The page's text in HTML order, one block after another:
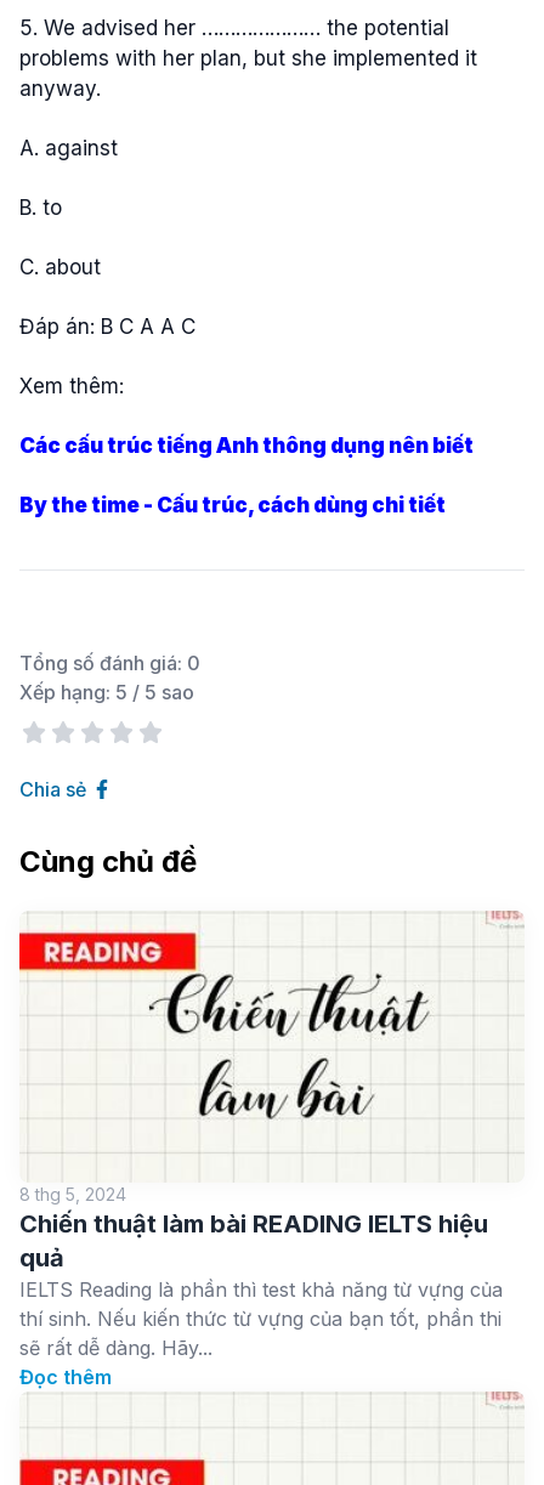
5. We advised her ………………… the potential
problems with her plan, but she implemented it
anyway.
A. against
B. to
C. about
Đáp án: B C A A C
Xem thêm:
Các cấu trúc tiếng Anh thông dụng nên biết
By the time - Cấu trúc, cách dùng chi tiết
Tổng số đánh giá: 0
Xếp hạng: 5 / 5 sao
Chia sẻ
Cùng chủ đề
8 thg 5, 2024
Chiến thuật làm bài READING IELTS hiệu
quả
IELTS Reading là phần thì test khả năng từ vựng của
thí sinh. Nếu kiến thức từ vựng của bạn tốt, phần thi
sẽ rất dễ dàng. Hãy...
Đọc thêm